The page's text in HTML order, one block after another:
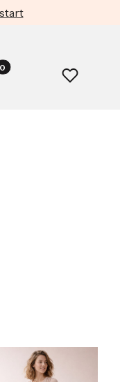
w koszyku: 0.
Ulubione